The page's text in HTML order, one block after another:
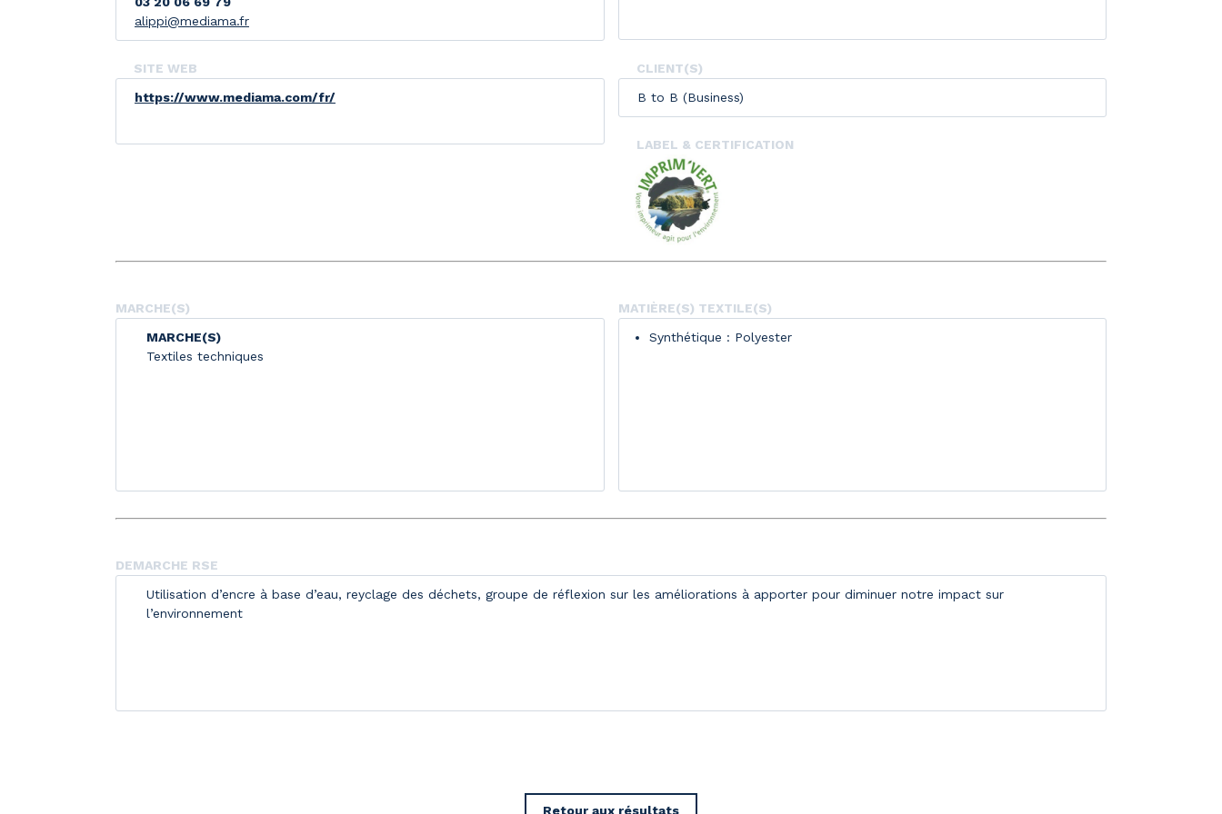
alippi@mediama.fr
SITE WEB
https://www.mediama.com/fr/
CLIENT(S)
B to B (Business)
LABEL & CERTIFICATION
MARCHE(S)
MARCHE(S)
Textiles techniques
MATIÈRE(S) TEXTILE(S)
Synthétique : Polyester
DEMARCHE RSE
Utilisation d’encre à base d’eau, reyclage des déchets, groupe de réflexion sur les améliorations à apporter pour diminuer notre impact sur
l’environnement
Retour aux résultats